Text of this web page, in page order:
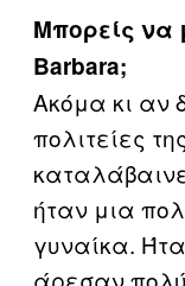
Μπορείς να
Barbara;
Ακόμα κι αν
πολιτείες
ήταν μια
γυναίκα.
άρεσαν πολύ